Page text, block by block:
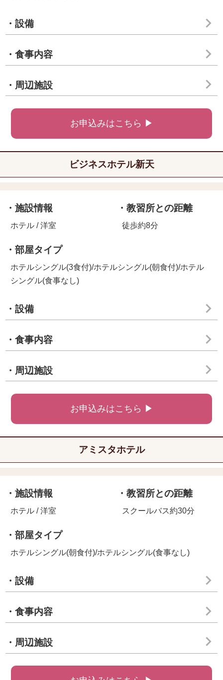
・設備
・食事内容
・周辺施設
お申込みはこちら ▶
ビジネスホテル新天
・施設情報
ホテル / 洋室
・教習所との距離
徒歩約8分
・部屋タイプ
ホテルシングル(3食付)/ホテルシングル(朝食付)/ホテル
シングル(食事なし)
・設備
・食事内容
・周辺施設
お申込みはこちら ▶
アミスタホテル
・施設情報
ホテル / 洋室
・教習所との距離
スクールバス約30分
・部屋タイプ
ホテルシングル(朝食付)/ホテルシングル(食事なし)
・設備
・食事内容
・周辺施設